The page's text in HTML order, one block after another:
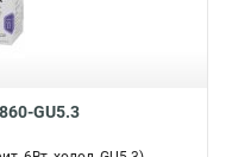
GU5.3